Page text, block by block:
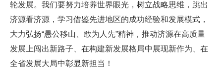
轮发展。我们要努力培养世界眼光，树立战略思维，跳出
济源看济源，学习借鉴先进地区的成功经验和发展模式，
大力弘扬“愚公移山、敢为人先”精神，推动济源在高质量
发展上闯出新路子、在构建新发展格局中展现新作为、在
全省发展大局中彰显新担当！